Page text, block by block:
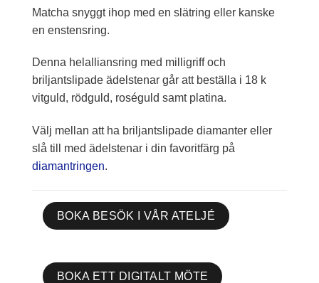
Matcha snyggt ihop med en slätring eller kanske
en enstensring.
Denna helalliansring med milligriff och
briljantslipade ädelstenar går att beställa i 18 k
vitguld, rödguld, roséguld samt platina.
Välj mellan att ha briljantslipade diamanter eller
slå till med ädelstenar i din favoritfärg på
diamantringen.
BOKA BESÖK I VÅR ATELJÉ
BOKA ETT DIGITALT MÖTE